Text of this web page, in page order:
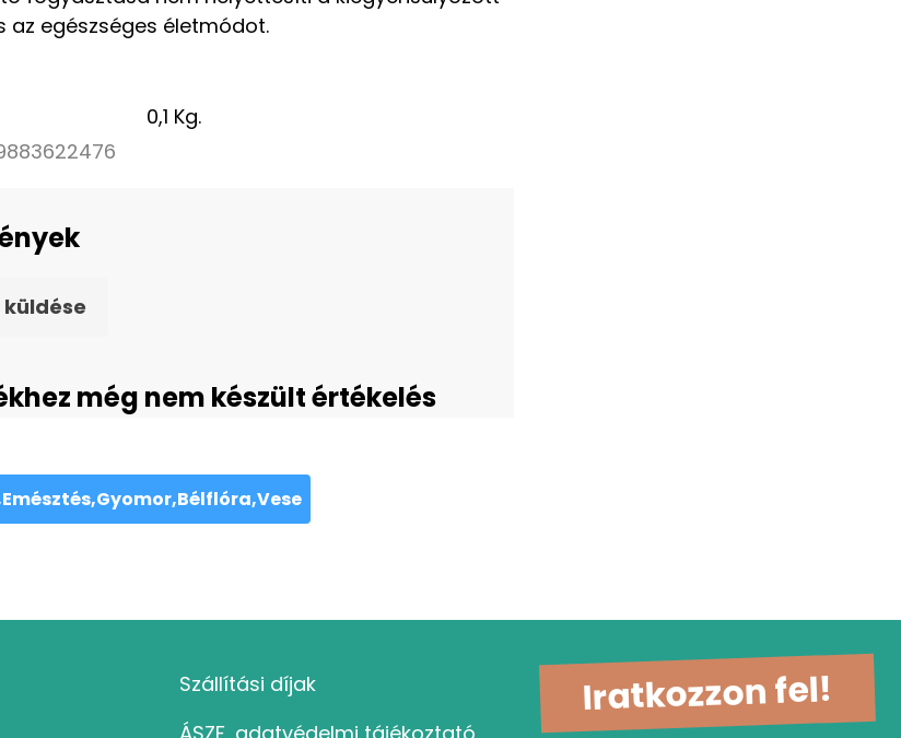
az egészséges életmódot.
0,1 Kg.
küldése
még nem készült értékelés
Szállítási díjak
Iratkozzon fel!